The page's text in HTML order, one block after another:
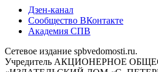
Дзен-канал
Сообщество ВКонтакте
Академия СПВ
Сетевое издание spbvedomosti.ru.
Учредитель АКЦИОНЕРНОЕ